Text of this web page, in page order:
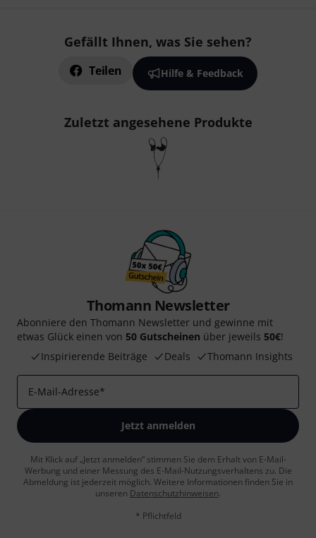
Gefällt Ihnen, was Sie sehen?
Teilen Hilfe & Feedback
Zuletzt angesehene Produkte
Thomann Newsletter
Abonniere den Thomann Newsletter und gewinne mit
etwas Glück einen von 50 Gutscheinen über jeweils 50€!
Inspirierende Beiträge
Deals Thomann Insights
E-Mail-Adresse*
Jetzt anmelden
Mit Klick auf „Jetzt anmelden“ stimmen Sie dem Erhalt von E-Mail-
Werbung und einer Messung des E-Mail-Nutzungsverhaltens zu. Die
Abmeldung ist jederzeit möglich. Weitere Informationen finden Sie in
unseren Datenschutzhinweisen.
* Pflichtfeld